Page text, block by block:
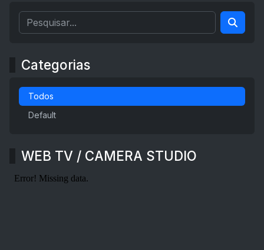
Categorias
Todos
Default
WEB TV / CAMERA STUDIO